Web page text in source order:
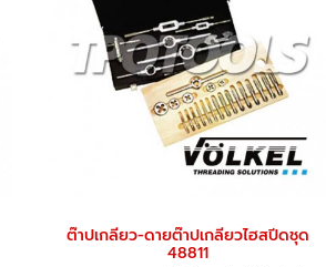
ต๊าปเกลียว-ดายต๊าปเกลียวไฮสปีดชุด
48811